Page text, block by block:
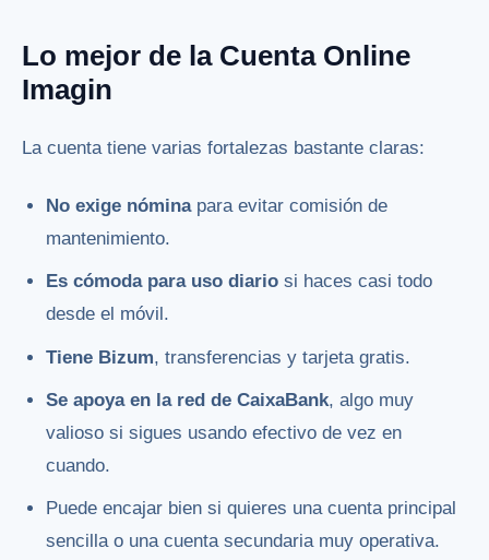
Lo mejor de la Cuenta Online
Imagin
La cuenta tiene varias fortalezas bastante claras:
No exige nóminapara evitar comisión de
mantenimiento.
Es cómoda para uso diario si haces casi todo
desde el móvil.
Tiene Bizum, transferencias y tarjeta gratis.
Se apoya en la red de CaixaBank, algo muy
valioso si sigues usando efectivo de vez en
cuando.
Puede encajar bien si quieres una cuenta principal
sencilla o una cuenta secundaria muy operativa.